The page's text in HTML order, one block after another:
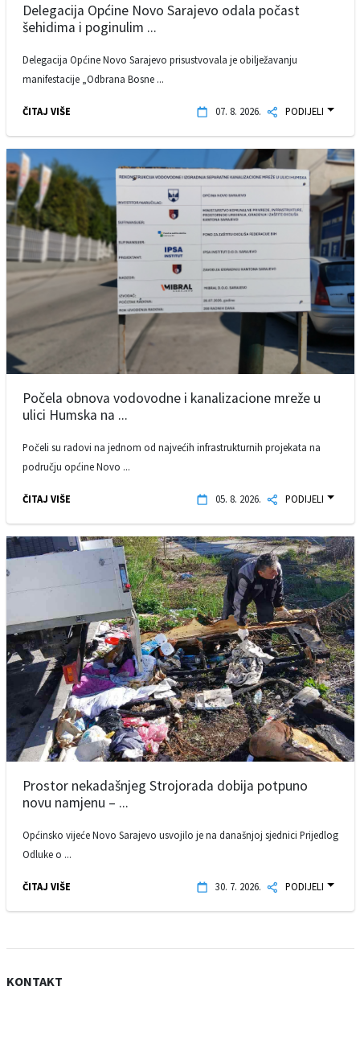
Delegacija Općine Novo Sarajevo odala počast
šehidima i poginulim ...
Delegacija Općine Novo Sarajevo prisustvovala je obilježavanju
manifestacije „Odbrana Bosne ...
ČITAJ VIŠE 07. 8. 2026. PODIJELI
Počela obnova vodovodne i kanalizacione mreže u
ulici Humska na ...
Počeli su radovi na jednom od najvećih infrastrukturnih projekata na
području općine Novo ...
ČITAJ VIŠE 05. 8. 2026. PODIJELI
Prostor nekadašnjeg Strojorada dobija potpuno
novu namjenu – ...
Općinsko vijeće Novo Sarajevo usvojilo je na današnjoj sjednici Prijedlog
Odluke o ...
ČITAJ VIŠE 30. 7. 2026. PODIJELI
KONTAKT